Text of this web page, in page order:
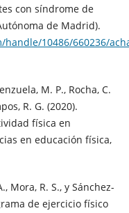
con síndrome de
de Madrid).
10486/660236/
M. P., Rocha, C.
R. G. (2020).
física en
en educación física,
Mora, R. S., y Sánchez-
de ejercicio físico